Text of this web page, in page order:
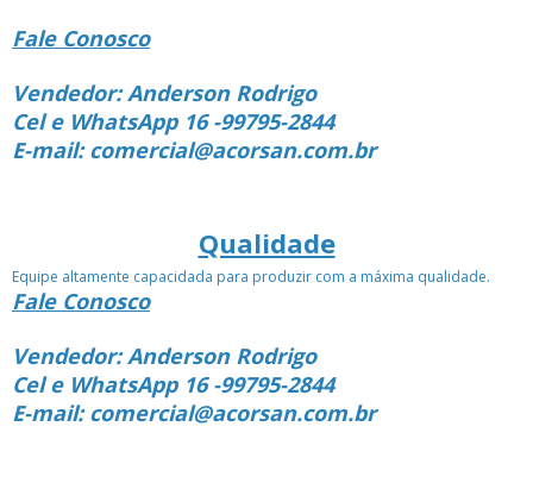
Fale Conosco
Vendedor: Anderson Rodrigo
Cel e WhatsApp 16 -99795-2844
E-mail: comercial@acorsan.com.br
Qualidade
Equipe altamente capacidada para produzir com a máxima qualidade.
Fale Conosco
Vendedor: Anderson Rodrigo
Cel e WhatsApp 16 -99795-2844
E-mail: comercial@acorsan.com.br